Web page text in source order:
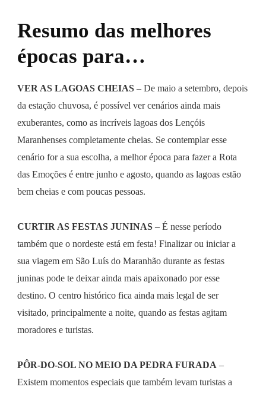
Resumo das melhores
épocas para…
VER AS LAGOAS CHEIAS – De maio a setembro, depois
da estação chuvosa, é possível ver cenários ainda mais
exuberantes, como as incríveis lagoas dos Lençóis
Maranhenses completamente cheias. Se contemplar esse
cenário for a sua escolha, a melhor época para fazer a Rota
das Emoções é entre junho e agosto, quando as lagoas estão
bem cheias e com poucas pessoas.
CURTIR AS FESTAS JUNINAS – É nesse período
também que o nordeste está em festa! Finalizar ou iniciar a
sua viagem em São Luís do Maranhão durante as festas
juninas pode te deixar ainda mais apaixonado por esse
destino. O centro histórico fica ainda mais legal de ser
visitado, principalmente a noite, quando as festas agitam
moradores e turistas.
PÔR-DO-SOL NO MEIO DA PEDRA FURADA –
Existem momentos especiais que também levam turistas a